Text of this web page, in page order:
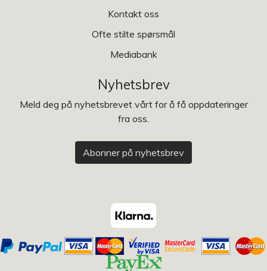
Kontakt oss
Ofte stilte spørsmål
Mediabank
Nyhetsbrev
Meld deg på nyhetsbrevet vårt for å få oppdateringer
fra oss.
Abonner på nyhetsbrev